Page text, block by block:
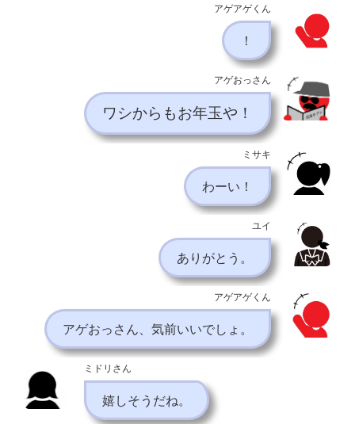
アゲアゲくん
！
アゲおっさん
ワシからもお年玉や！
ミサキ
わーい！
ユイ
ありがとう。
アゲアゲくん
アゲおっさん、気前いいでしょ。
ミドリさん
嬉しそうだね。